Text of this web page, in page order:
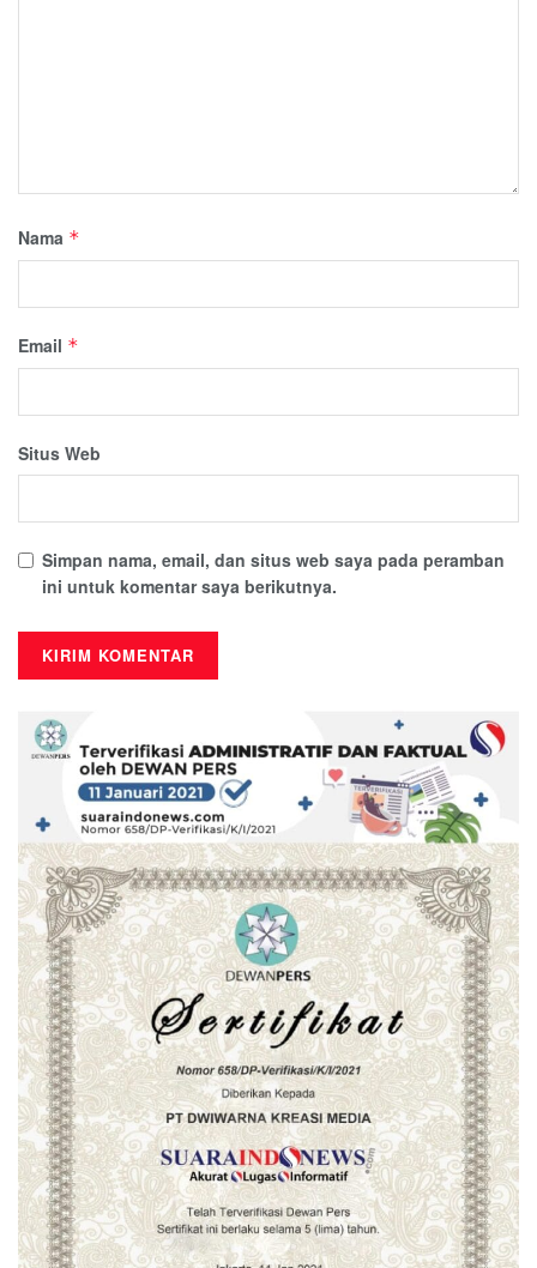
Nama *
Email *
Situs Web
Simpan nama, email, dan situs web saya pada peramban
ini untuk komentar saya berikutnya.